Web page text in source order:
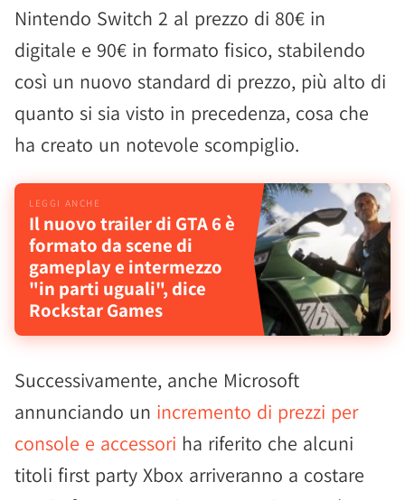
Nintendo Switch 2 al prezzo di 80€ in
digitale e 90€ in formato fisico, stabilendo
così un nuovo standard di prezzo, più alto di
quanto si sia visto in precedenza, cosa che
ha creato un notevole scompiglio.
Il nuovo trailer di GTA 6 è
formato da scene di
gameplay e intermezzo
"in parti uguali", dice
Rockstar Games
Successivamente, anche Microsoft
annunciando un incremento di prezzi per
console e accessori ha riferito che alcuni
titoli first party Xbox arriveranno a costare